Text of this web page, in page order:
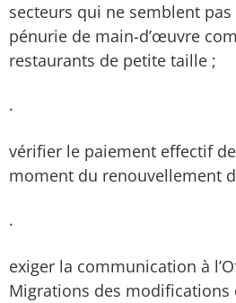
secteurs qui ne semblent
pénurie de main-d’œuvre
restaurants de petite taille ;
·
vérifier le paiement effectif
moment du renouvellement
·
exiger la communication à
Migrations des modifications